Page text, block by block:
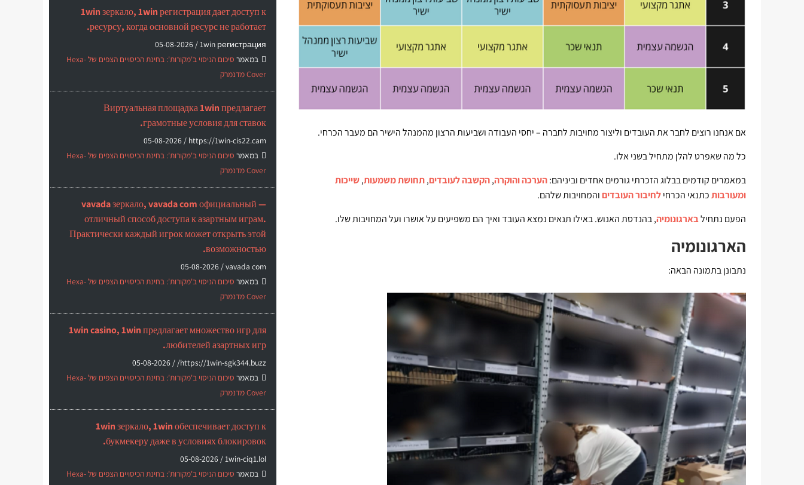
אם אנחנו רוצים לחבר את העובדים וליצור מחויבות לחברה – יחסי העבודה ושביעות הרצון מהמנהל הישיר הם מעבר הכרחי.
כל מה שאפרט להלן מתחיל בשני אלו.
במאמרים קודמים בבלוג הזכרתי גורמים אחדים וביניהם:הערכה והוקרה,הקשבה לעובדים,תחושת משמעות,שייכות
ומעורבותכתנאי הכרחילחיבור העובדיםוהמחויבות שלהם.
הפעם נתחילבארגונומיה, בהנדסת האנוש. באילו תנאים נמצא העובד ואיך הם משפיעים על אושרו ועל המחויבות שלו.
הארגונומיה
נתבונן בתמונה הבאה:
1win зеркало, 1win регистрация дает доступ к
ресурсу, когда основной ресурс не работает.
1win регистрация /
05-08-2026
במאמר
סיכום הניסוי ב'מקורות': בחינת הכיסויים הצפים של Hexa-
Cover מדנמרק
Виртуальная площадка 1win предлагает
грамотные условия для ставок.
https://1win-cis22.cam /
05-08-2026
במאמר
סיכום הניסוי ב'מקורות': בחינת הכיסויים הצפים של Hexa-
Cover מדנמרק
vavada зеркало, vavada com официальный —
отличный способ доступа к азартным играм.
Практически каждый игрок может открыть этой
возможностью.
vavada com /
05-08-2026
במאמר
סיכום הניסוי ב'מקורות': בחינת הכיסויים הצפים של Hexa-
Cover מדנמרק
1win casino, 1win предлагает множество игр для
любителей азартных игр.
https://1win-sgk344.buzz/ /
05-08-2026
במאמר
סיכום הניסוי ב'מקורות': בחינת הכיסויים הצפים של Hexa-
Cover מדנמרק
1win зеркало, 1win обеспечивает доступ к
букмекеру даже в условиях блокировок.
1win-ciq1.lol /
05-08-2026
במאמר
סיכום הניסוי ב'מקורות': בחינת הכיסויים הצפים של Hexa-